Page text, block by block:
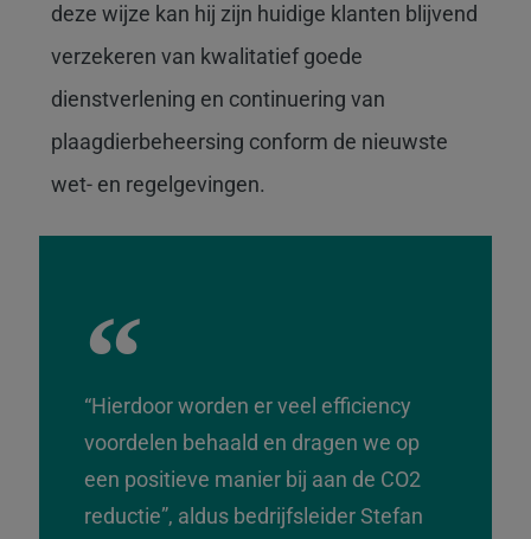
deze wijze kan hij zijn huidige klanten blijvend
verzekeren van kwalitatief goede
dienstverlening en continuering van
plaagdierbeheersing conform de nieuwste
wet- en regelgevingen.
“Hierdoor worden er veel efficiency
voordelen behaald en dragen we op
een positieve manier bij aan de CO2
reductie”, aldus bedrijfsleider Stefan